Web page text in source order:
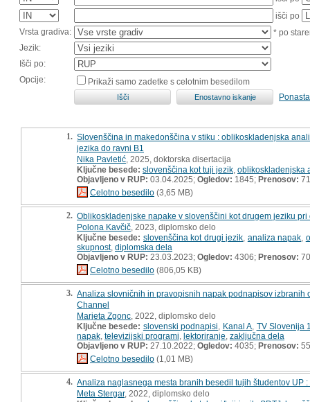
išči po
Vrsta gradiva:
* po
Jezik:
Išči po:
Opcije:
Prikaži samo zadetke s celotnim besedilom
1. Slovenščina in makedonščina v stiku : oblikoskladenjska
jezika do ravni B1
Nika Pavletić , 2025, doktorska disertacija
Ključne besede: slovenščina kot tuji jezik oblikoskladenjska
Objavljeno v RUP: 03.04.2025; Ogledov: 1845; Prenosov: 71
Celotno besedilo (3,65 MB)
2. Oblikoskladenjske napake v slovenščini kot drugem jeziku
Polona Kavčič , 2023, diplomsko delo
Ključne besede: slovenščina kot drugi jezik analiza napak
skupnost, diplomska dela
Objavljeno v RUP: 23.03.2023; Ogledov: 4306; Prenosov: 70
Celotno besedilo (806,05 KB)
3. Analiza slovničnih in pravopisnih napak podnapisov izbranih
Channel
Marjeta Zgonc , 2022, diplomsko delo
Ključne besede: slovenski podnapisi Kanal A TV Slovenija
napak televizijski programi lektoriranje zaključna dela
Objavljeno v RUP: 27.10.2022; Ogledov: 4035; Prenosov: 55
Celotno besedilo (1,01 MB)
4. Analiza naglasnega mesta branih besedil tujih študentov UP
Meta Stergar, 2022, diplomsko delo